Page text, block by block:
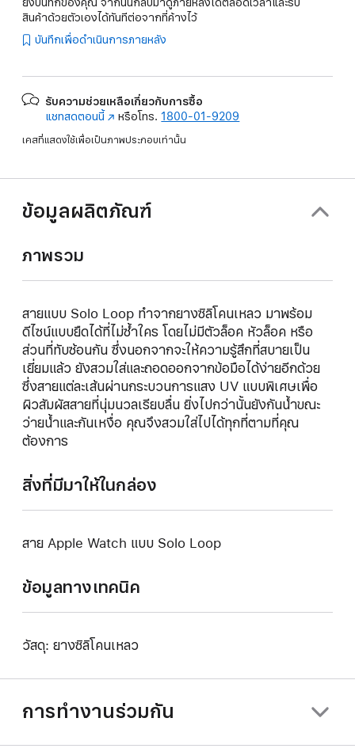
สินค้าด้วยตัวเองได้ทันทีต่อจากที่ค้างไว้
บันทึกเพื่อดำเนินการภายหลัง
รับความช่วยเหลือเกี่ยวกับการซื้อ
แชทสดตอนนี้(เปิด
หน้าต่าง
หรือโทร. 1800-01-9209
เคสที่แสดงใช้เพื่อเป็นภาพประกอบเท่านั้น
ข้อมูลผลิตภัณฑ์
ภาพรวม
สายแบบ Solo Loop ทำจากยางซิลิโคนเหลว มาพร้อม
ดีไซน์แบบยืดได้ที่ไม่ซ้ำใคร โดยไม่มีตัวล็อค หัวล็อค หรือ
ส่วนที่ทับซ้อนกัน ซึ่งนอกจากจะให้ความรู้สึกที่สบายเป็น
เยี่ยมแล้ว ยังสวมใส่และถอดออกจากข้อมือได้ง่ายอีกด้วย
ซึ่งสายแต่ละเส้นผ่านกระบวนการแสง UV แบบพิเศษเพื่อ
ผิวสัมผัสสายที่นุ่มนวลเรียบลื่น ยิ่งไปกว่านั้นยังกันน้ำขณะ
ว่ายน้ำและกันเหงื่อ คุณจึงสวมใส่ไปได้ทุกที่ตามที่คุณ
ต้องการ
สิ่งที่มีมาให้ในกล่อง
สาย Apple Watch แบบ Solo Loop
ข้อมูลทางเทคนิค
วัสดุ: ยางซิลิโคนเหลว
การทำงานร่วมกัน